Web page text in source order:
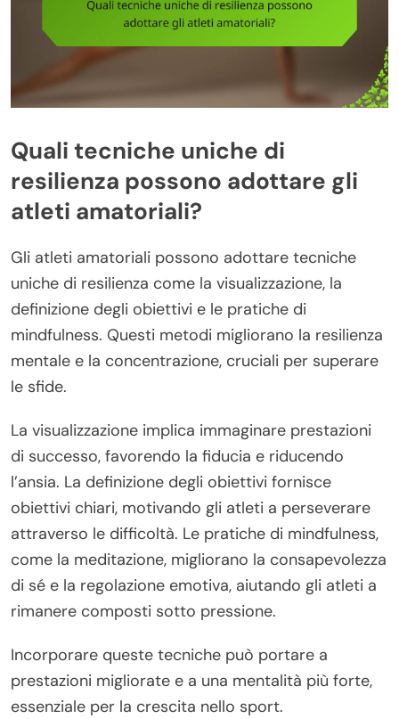
Quali tecniche uniche di
resilienza possono adottare gli
atleti amatoriali?
Gli atleti amatoriali possono adottare tecniche
uniche di resilienza come la visualizzazione, la
definizione degli obiettivi e le pratiche di
mindfulness. Questi metodi migliorano la resilienza
mentale e la concentrazione, cruciali per superare
le sfide.
La visualizzazione implica immaginare prestazioni
di successo, favorendo la fiducia e riducendo
l’ansia. La definizione degli obiettivi fornisce
obiettivi chiari, motivando gli atleti a perseverare
attraverso le difficoltà. Le pratiche di mindfulness,
come la meditazione, migliorano la consapevolezza
di sé e la regolazione emotiva, aiutando gli atleti a
rimanere composti sotto pressione.
Incorporare queste tecniche può portare a
prestazioni migliorate e a una mentalità più forte,
essenziale per la crescita nello sport.